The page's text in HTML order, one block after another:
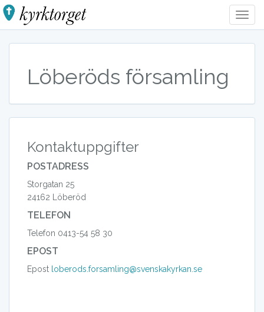
Löberöds församling
Kontaktuppgifter
POSTADRESS
Storgatan 25
24162 Löberöd
TELEFON
Telefon 0413-54 58 30
EPOST
Epost loberods.forsamling@svenskakyrkan.se